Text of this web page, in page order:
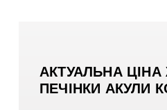
АКТУАЛЬНА
ПЕЧІНКИ АКУЛИ